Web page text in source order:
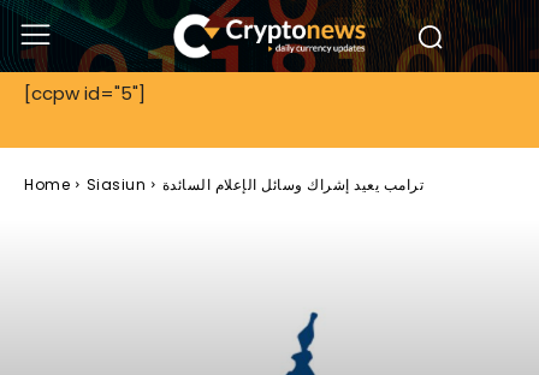
[ccpw id="5"]
Home Siasiun ترامب يعيد إشراك وسائل الإعلام السائدة